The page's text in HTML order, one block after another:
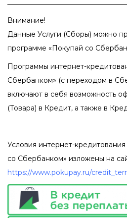
Внимание!
Данные Услуги (Сборы) можно
программе «Покупай со
Программы интернет-
Сбербанком» (с переходом в
включают в себя возможность
(Товара) в Кредит, а также в
Условия интернет-
со Сбербанком» изложены на
https://www.pokupay.ru/